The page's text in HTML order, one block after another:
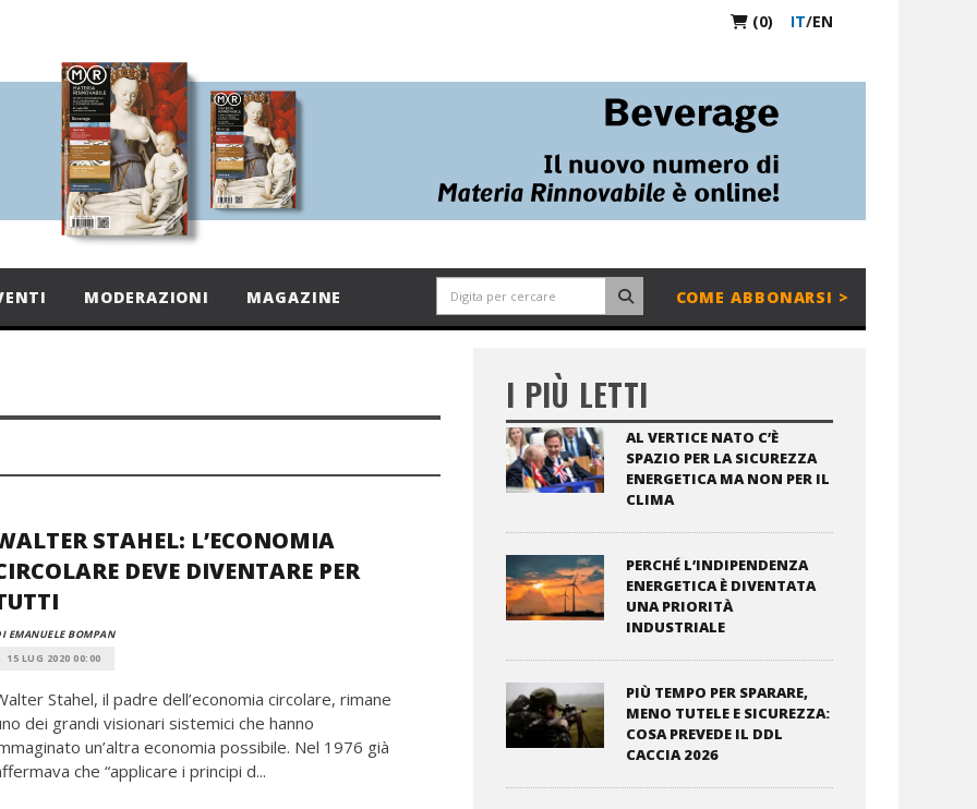
(0) IT/EN
MODERAZIONI MAGAZINE COME ABBONARSI >
STAHEL: L’ECONOMIA
DEVE DIVENTARE PER
EMANUELE BOMPAN
15 LUG 2020 00:00
Stahel, il padre dell’economia circolare, rimane
dei grandi visionari sistemici che hanno
un’altra economia possibile. Nel 1976 già
che “applicare i principi d...
I PIÙ LETTI
AL VERTICE NATO C’È
SPAZIO PER LA SICUREZZA
ENERGETICA MA NON PER IL
CLIMA
PERCHÉ L’INDIPENDENZA
ENERGETICA È DIVENTATA
UNA PRIORITÀ
INDUSTRIALE
PIÙ TEMPO PER SPARARE,
MENO TUTELE E SICUREZZA:
COSA PREVEDE IL DDL
CACCIA 2026